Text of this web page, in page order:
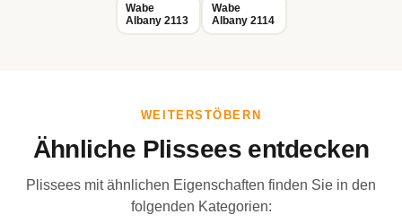
Wabe
Albany 2113
Wabe
Albany 2114
WEITERSTÖBERN
Ähnliche Plissees entdecken
Plissees mit ähnlichen Eigenschaften finden Sie in den
folgenden Kategorien: